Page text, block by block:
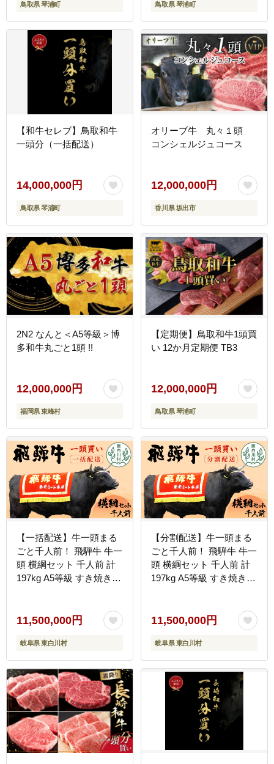
鳥取県 琴浦町 鳥取県 琴浦町
【和牛セレブ】鳥取和牛
一頭分（一括配送）
14,000,000円
鳥取県 琴浦町
オリーブ牛 丸々１頭
コンシェルジュコース
12,000,000円
香川県 坂出市
2N2 なんと＜A5等級＞博
多和牛丸ごと1頭 !!
12,000,000円
福岡県 東峰村
【定期便】鳥取和牛1頭買
い 12か月定期便 TB3
12,000,000円
鳥取県 琴浦町
【一括配送】牛一頭まる
ごと千人前！ 飛騨牛 牛一
頭 横綱セット 千人前 計
197kg A5等級 すき焼き
イノミ サーロイン ヒレス
テーキ ロース 大容量 贅
沢 飛騨 ブランド牛 牛肉
高級 贅沢 ご褒美 養老ミ
ート
11,500,000円
岐阜県 東白川村
【分割配送】牛一頭まる
ごと千人前！ 飛騨牛 牛一
頭 横綱セット 千人前 計
197kg A5等級 すき焼き
イノミ サーロイン ヒレス
テーキ ロース 大容量 贅
沢 飛騨 ブランド牛 牛肉
高級 贅沢 ご褒美 養老ミ
ート
11,500,000円
岐阜県 東白川村